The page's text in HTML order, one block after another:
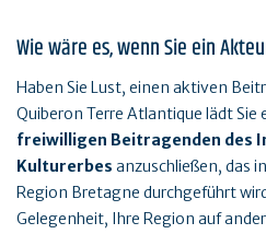
Wie wäre es, wenn Sie ein
Haben Sie Lust, einen aktiven
Quiberon Terre Atlantique lädt Sie
freiwilligen Beitragenden des
Kulturerbes anzuschließen, das
Region Bretagne durchgeführt
Gelegenheit, Ihre Region auf